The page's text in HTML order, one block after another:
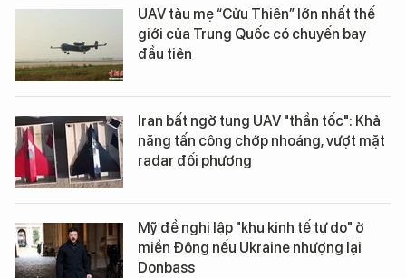
UAV tàu mẹ “Cửu Thiên” lớn nhất thế
giới của Trung Quốc có chuyến bay
đầu tiên
Iran bất ngờ tung UAV "thần tốc": Khả
năng tấn công chớp nhoáng, vượt mặt
radar đối phương
Mỹ đề nghị lập "khu kinh tế tự do" ở
miền Đông nếu Ukraine nhượng lại
Donbass